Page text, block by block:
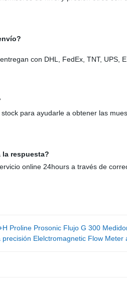
con DHL, FedEx, TNT,
para ayudarle a obtener las
la respuesta?
online 24hours a través de
Proline Prosonic Flujo G 300
precisión Elelctromagnetic Flow